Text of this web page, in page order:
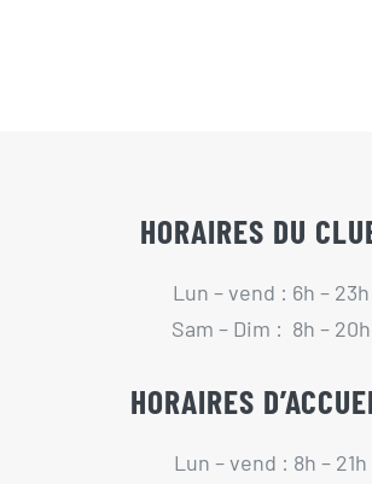
HORAIRES DU
Lun – vend : 6h – 23h
Sam – Dim : 8h – 20h
HORAIRES
Lun – vend : 8h – 21h